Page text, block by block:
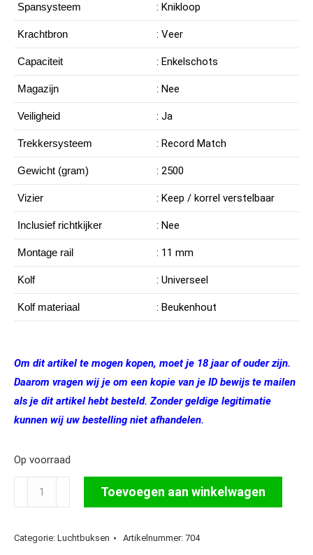
Spansysteem : Knikloop
Krachtbron : Veer
Capaciteit : Enkelschots
Magazijn : Nee
Veiligheid : Ja
Trekkersysteem : Record Match
Gewicht (gram) : 2500
Vizier : Keep / korrel verstelbaar
Inclusief richtkijker : Nee
Montage rail : 11 mm
Kolf : Universeel
Kolf materiaal : Beukenhout
Om dit artikel te mogen kopen, moet je 18 jaar of ouder zijn.
Daarom vragen wij je om een kopie van je ID bewijs te mailen
als je dit artikel hebt besteld. Zonder geldige legitimatie
kunnen wij uw bestelling niet afhandelen.
Op voorraad
Weihrauch
HW30S
mm
Toevoegen aan winkelwagen
Categorie: Luchtbuksen Artikelnummer: 704